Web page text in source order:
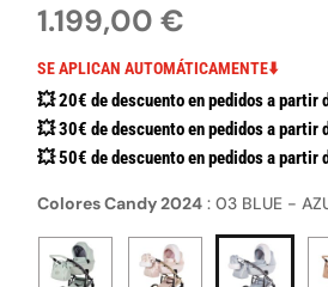
1.199,00€
SE APLICAN AUTOMÁTICAMENTE⬇️
💥 20€ de descuento en pedidos a partir
💥 30€ de descuento en pedidos a partir
💥 50€ de descuento en pedidos a partir
Colores Candy 2024 : 03 BLUE -